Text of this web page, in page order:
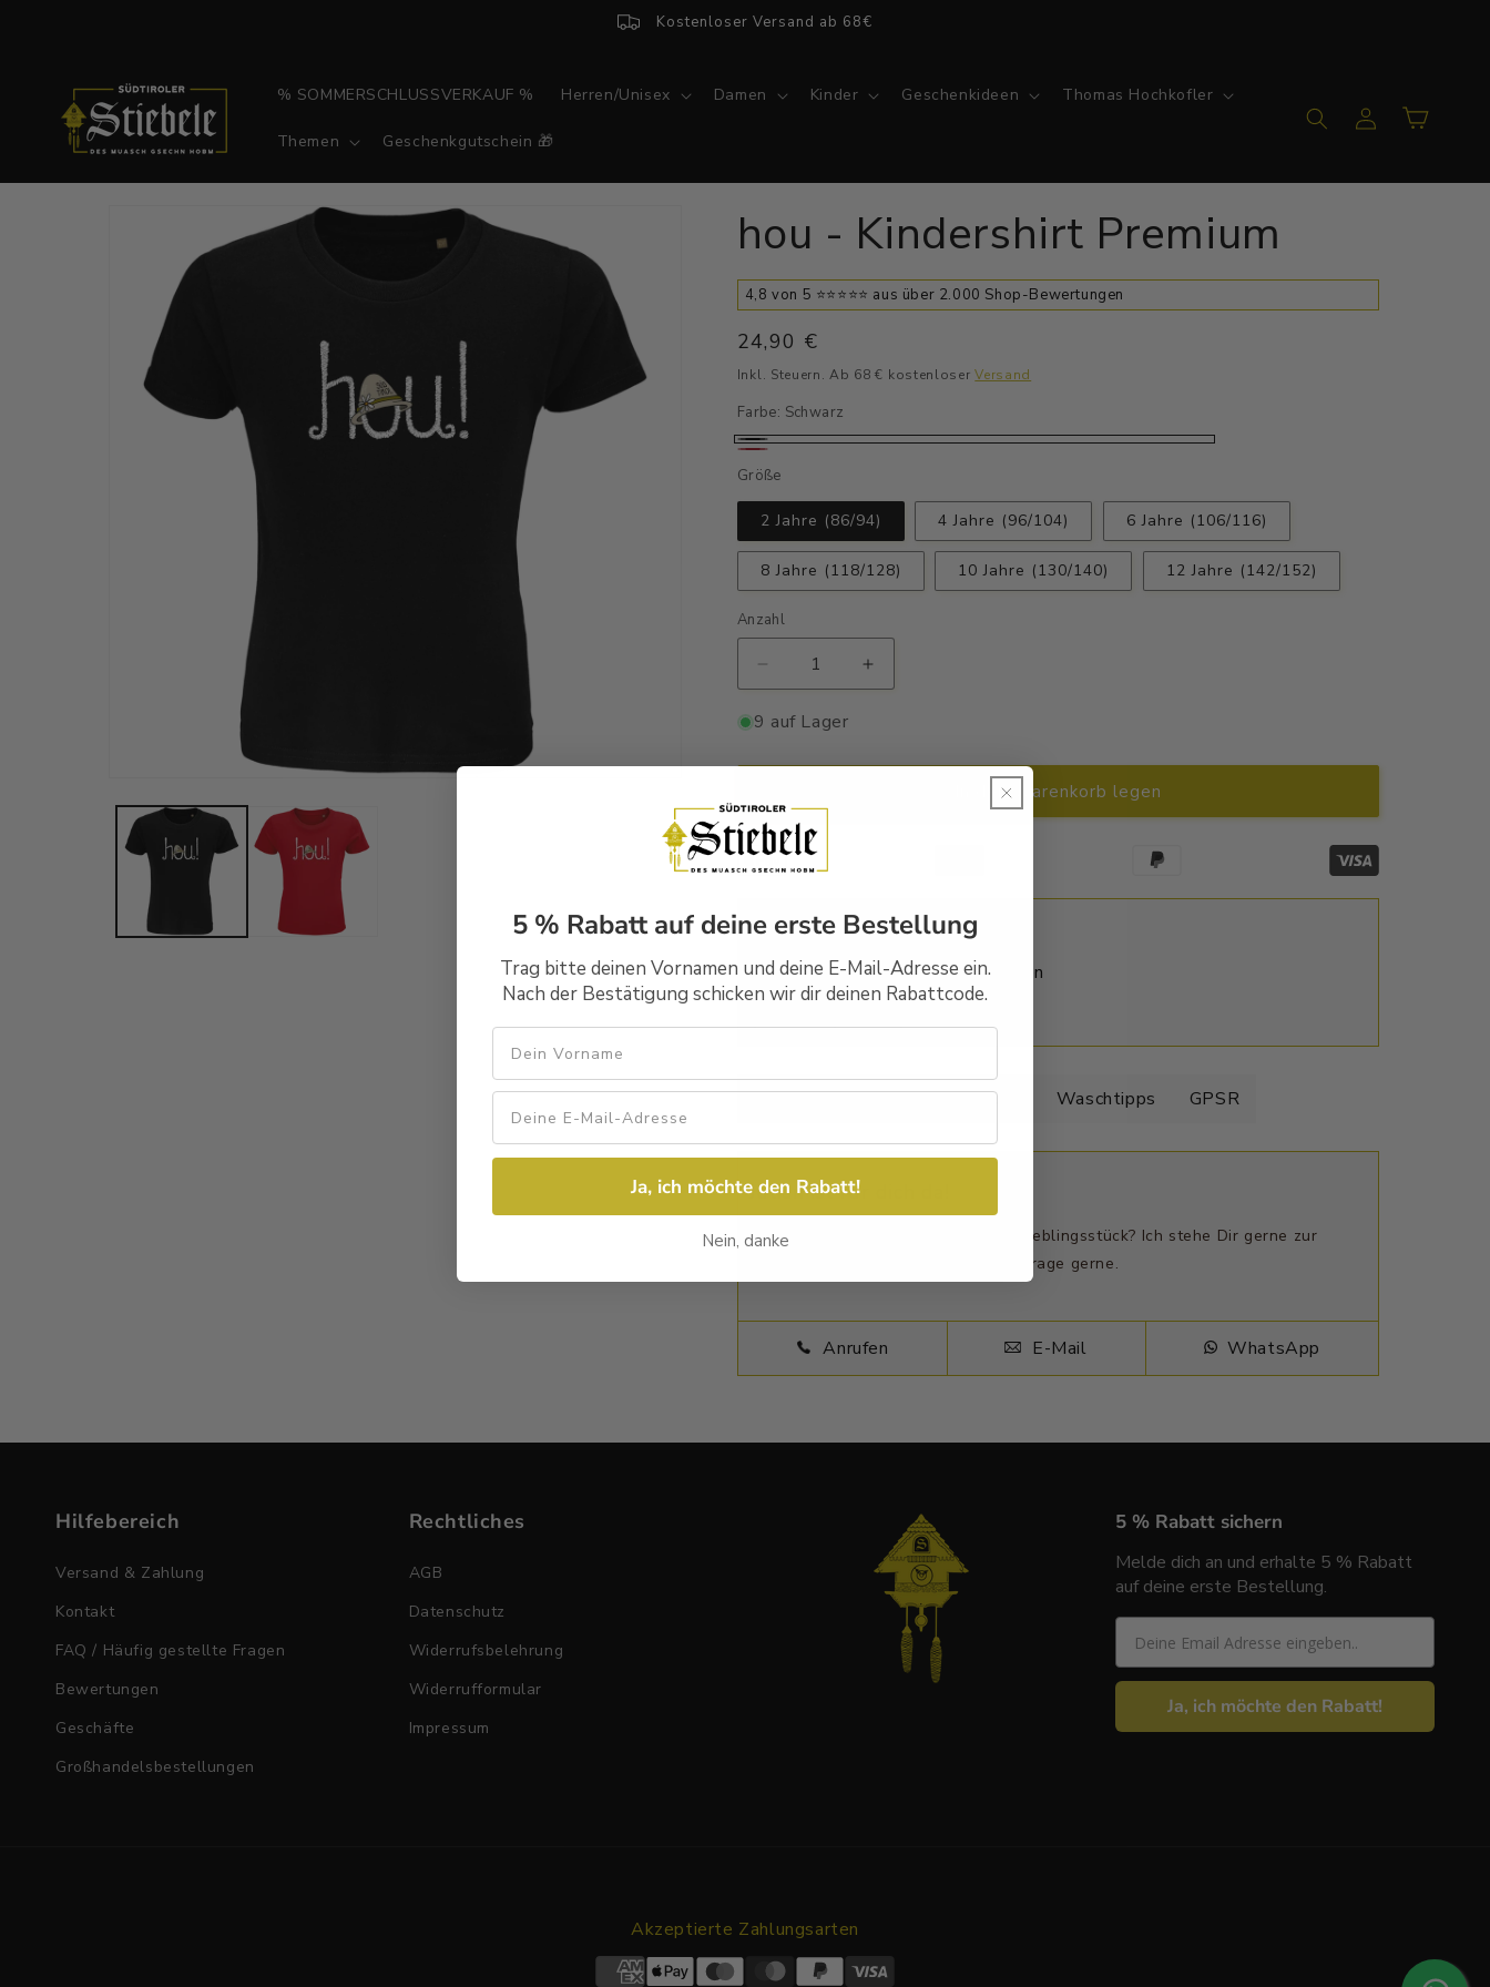
Kostenloser Versand ab 68€
% SOMMERSCHLUSSVERKAUF % Herren/Unisex Damen Kinder Geschenkideen Thomas Hochkofler
Themen Geschenkgutschein 🎁
EinloggenWarenkorb
Produktinformationen
hou - Kindershirt Premium
4,8 von 5 ⭐⭐⭐⭐⭐ aus über 2.000 Shop-Bewertungen
Normaler
Preis
24,90 €
Inkl. Steuern. Ab 68 € kostenloserVersand
Farbe: Schwarz
Schwarz
Rot
Größe
2 Jahre (86/94) 4 Jahre (96/104) 6 Jahre (106/116)
8 Jahre (118/128) 10 Jahre (130/140) 12 Jahre (142/152)
Anzahl
Verringere
die
Menge
hou
Kindershirt
Premium
Erhöhe
die
hou
9 auf Lager
In den Warenkorb legen
Handbedruckt in Südtirol
Versandfertig in 1-2 Werktagen
30 Tage Rückgaberecht
Beschreibung Größentabelle Waschtipps GPSR
Julian ist für dich da!
Habst Du Fragen zu deinem neuen Lieblingsstück? Ich stehe Dir gerne zur
Verfügung und beantworten Deine Frage gerne.
Anrufen E-Mail WhatsApp
Hilfebereich
Versand & Zahlung
Kontakt
FAQ / Häufig gestellte Fragen
Bewertungen
Geschäfte
Großhandelsbestellungen
Rechtliches
AGB
Datenschutz
Widerrufsbelehrung
Widerrufformular
Impressum
5 % Rabatt sichern
Melde dich an und erhalte 5 % Rabatt
auf deine erste Bestellung.
Email
Ja, ich möchte den Rabatt!
Akzeptierte Zahlungsarten
5 % Rabatt auf deine erste Bestellung
Trag bitte deinen Vornamen und deine E-Mail-Adresse ein.
Nach der Bestätigung schicken wir dir deinen Rabattcode.
Ja, ich möchte den Rabatt!
Nein, danke